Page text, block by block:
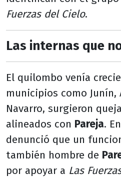
Fuerzas del Cielo.
Las internas que
El quilombo venía
municipios como Junín,
Navarro, surgieron
alineados con Pareja.
denunció que un
también hombre de
por apoyar a Las